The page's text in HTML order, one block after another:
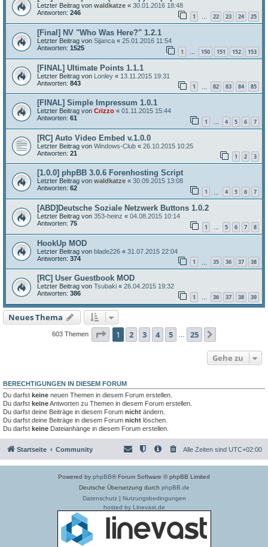
Letzter Beitrag von waldkatze « 30.01.2016 18:48
Antworten: 246 1 … 22 23 24 25
[Final] NV "Who Was Here?" 1.2.1
Letzter Beitrag von Sijanca « 25.01.2016 11:54
Antworten: 1525 1 150 151 152 153
[FINAL] Ultimate Points 1.1.1
Letzter Beitrag von Lonley « 13.11.2015 19:31
Antworten: 843 1 82 83 84 85
[FINAL] Simple Impressum 1.0.1
Letzter Beitrag von Crizzo « 01.11.2015 15:44
Antworten: 61 1 … 4 5 6 7
[RC] Auto Video Embed v.1.0.0
Letzter Beitrag von Windows-Club « 26.10.2015 10:25
Antworten: 21 1 2 3
[1.0.0] phpBB 3.0.6 Forenhosting Script
Letzter Beitrag von waldkatze « 30.09.2015 13:08
Antworten: 62 1 4 5 6 7
[ABD]Deutsche Soziale Netzwerk Buttons 1.0.2
Letzter Beitrag von 353-heinz « 04.08.2015 10:14
Antworten: 75 1 … 5 6 7 8
HookUp MOD
Letzter Beitrag von blade226 « 31.07.2015 22:04
Antworten: 374 1 35 36 37 38
[RC] User Guestbook MOD
Letzter Beitrag von Tsubaki « 26.04.2015 19:32
Antworten: 386 1 … 36 37 38 39
Neues Thema
603 Themen Seite 1von 25
1 2 3 4 5 25
Gehe zu
BERECHTIGUNGEN IN DIESEM FORUM
Du darfst keine neuen Themen in diesem Forum erstellen.
Du darfst keineAntworten zu Themen in diesem Forum erstellen.
Du darfst deine Beiträge in diesem Forum nicht ändern.
Du darfst deine Beiträge in diesem Forum nicht löschen.
Du darfst keine Dateianhänge in diesem Forum erstellen.
Startseite Community Alle Zeiten sind UTC+02:00
Powered by phpBB® Forum Software © phpBB Limited
Deutsche Übersetzung durch phpBB.de
Datenschutz| Nutzungsbedingungen
hosted by Linevast.de